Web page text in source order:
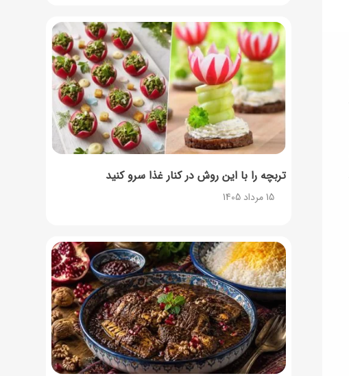
تربچه را با این روش در کنار غذا سرو کنید
15 مرداد 1405